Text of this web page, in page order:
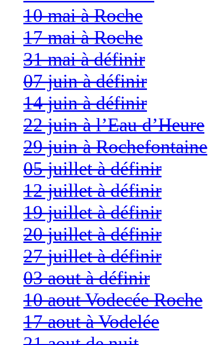
10 mai à Roche
17 mai à Roche
31 mai à définir
07 juin à définir
14 juin à définir
22 juin à l’Eau d’Heure
29 juin à Rochefontaine
05 juillet à définir
12 juillet à définir
19 juillet à définir
20 juillet à définir
27 juillet à définir
03 aout à définir
10 aout Vodecée Roche
17 aout à Vodelée